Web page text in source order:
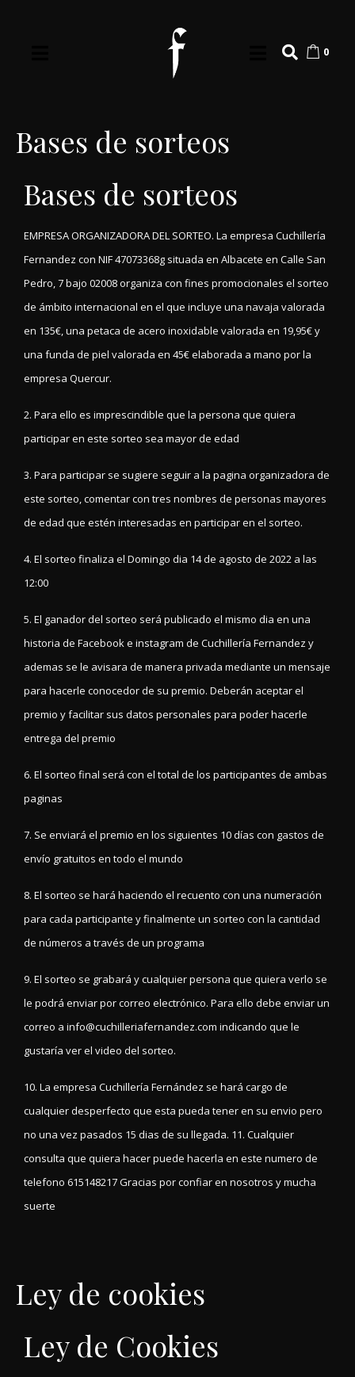
0
Bases de sorteos
Bases de sorteos
EMPRESA ORGANIZADORA DEL SORTEO. La empresa Cuchillería
Fernandez con NIF 47073368g situada en Albacete en Calle San
Pedro, 7 bajo 02008 organiza con fines promocionales el sorteo
de ámbito internacional en el que incluye una navaja valorada
en 135€, una petaca de acero inoxidable valorada en 19,95€ y
una funda de piel valorada en 45€ elaborada a mano por la
empresa Quercur.
2. Para ello es imprescindible que la persona que quiera
participar en este sorteo sea mayor de edad
3. Para participar se sugiere seguir a la pagina organizadora de
este sorteo, comentar con tres nombres de personas mayores
de edad que estén interesadas en participar en el sorteo.
4. El sorteo finaliza el Domingo dia 14 de agosto de 2022 a las
12:00
5. El ganador del sorteo será publicado el mismo dia en una
historia de Facebook e instagram de Cuchillería Fernandez y
ademas se le avisara de manera privada mediante un mensaje
para hacerle conocedor de su premio. Deberán aceptar el
premio y facilitar sus datos personales para poder hacerle
entrega del premio
6. El sorteo final será con el total de los participantes de ambas
paginas
7. Se enviará el premio en los siguientes 10 días con gastos de
envío gratuitos en todo el mundo
8. El sorteo se hará haciendo el recuento con una numeración
para cada participante y finalmente un sorteo con la cantidad
de números a través de un programa
9. El sorteo se grabará y cualquier persona que quiera verlo se
le podrá enviar por correo electrónico. Para ello debe enviar un
correo a info@cuchilleriafernandez.com indicando que le
gustaría ver el video del sorteo.
10. La empresa Cuchillería Fernández se hará cargo de
cualquier desperfecto que esta pueda tener en su envio pero
no una vez pasados 15 dias de su llegada. 11. Cualquier
consulta que quiera hacer puede hacerla en este numero de
telefono 615148217 Gracias por confiar en nosotros y mucha
suerte
Ley de cookies
Ley de Cookies